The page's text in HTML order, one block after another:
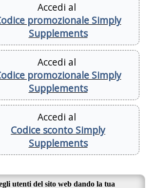
Accedi al
promozionale Simply
Supplements
Accedi al
promozionale Simply
Supplements
Accedi al
Codice sconto Simply
Supplements
utenti del sito web dando la tua